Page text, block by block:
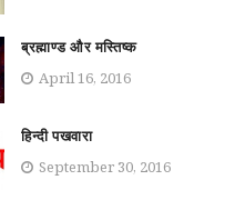
ब्रह्माण्ड और मस्तिष्क
April 16, 2016
हिन्दी पखवारा
September 30, 2016